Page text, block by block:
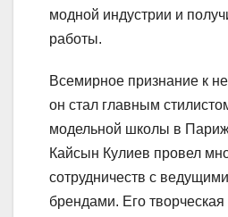
модной индустрии и
работы.
Всемирное признание к
он стал главным
модельной школы в
Кайсын Кулиев провел
сотрудничеств с
брендами. Его творческая